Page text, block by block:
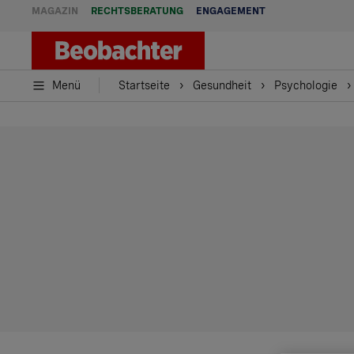
MAGAZIN RECHTSBERATUNG ENGAGEMENT
Menü Startseite Gesundheit Psychologie